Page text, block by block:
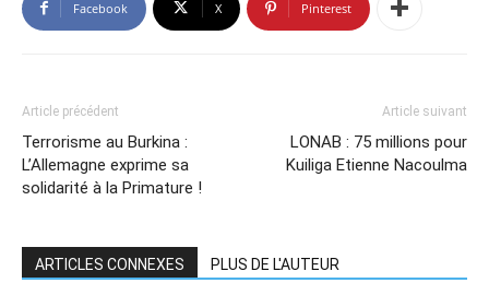
Facebook X Pinterest
Article précédent
Terrorisme au Burkina :
L’Allemagne exprime sa
solidarité à la Primature !
Article suivant
LONAB : 75 millions pour
Kuiliga Etienne Nacoulma
ARTICLES CONNEXES PLUS DE L'AUTEUR